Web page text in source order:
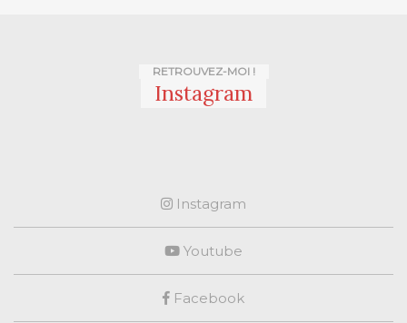
RETROUVEZ-MOI !
Instagram
Instagram
Youtube
Facebook